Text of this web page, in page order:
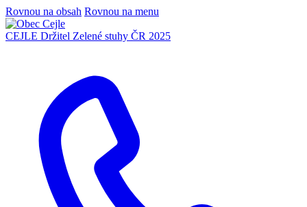
Rovnou na obsah Rovnou na menu
CEJLE Držitel Zelené stuhy ČR 2025